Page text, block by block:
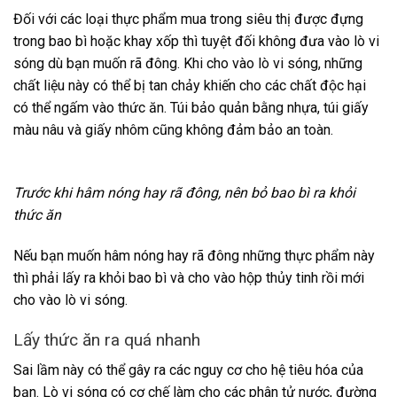
Đối với các loại thực phẩm mua trong siêu thị được đựng
trong bao bì hoặc khay xốp thì tuyệt đối không đưa vào lò vi
sóng dù bạn muốn rã đông. Khi cho vào lò vi sóng, những
chất liệu này có thể bị tan chảy khiến cho các chất độc hại
có thể ngấm vào thức ăn. Túi bảo quản bằng nhựa, túi giấy
màu nâu và giấy nhôm cũng không đảm bảo an toàn.
Trước khi hâm nóng hay rã đông, nên bỏ bao bì ra khỏi
thức ăn
Nếu bạn muốn hâm nóng hay rã đông những thực phẩm này
thì phải lấy ra khỏi bao bì và cho vào hộp thủy tinh rồi mới
cho vào lò vi sóng.
Lấy thức ăn ra quá nhanh
Sai lầm này có thể gây ra các nguy cơ cho hệ tiêu hóa của
bạn. Lò vi sóng có cơ chế làm cho các phân tử nước, đường